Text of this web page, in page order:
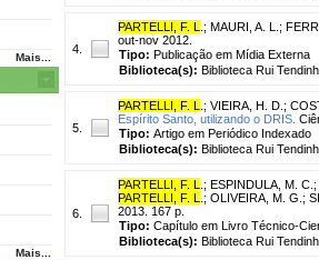
Mais...
Mais...
4.
PARTELLI, F. L ; MAURI, A. L. ;
out-nov 2012.
Tipo: Publicação em Mídia Externa
Biblioteca(s): Biblioteca Rui
5.
PARTELLI, F. L ; VIEIRA, H. D. ;
Espírito Santo, utilizando o DRIS.
Tipo: Artigo em Periódico Indexado
Biblioteca(s): Biblioteca Rui
6.
PARTELLI, F. L ; ESPINDULA, M. C. ;
PARTELLI, F. L
.; OLIVEIRA, M. G.;
2013. 167 p.
Tipo: Capítulo em Livro Técnico-
Biblioteca(s): Biblioteca Rui